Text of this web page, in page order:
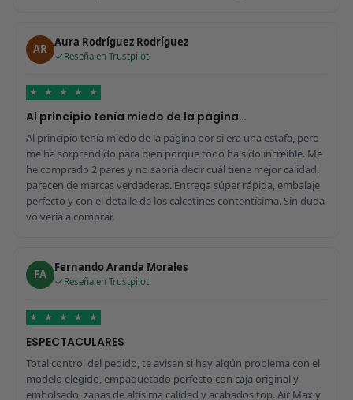
AR Aura Rodríguez Rodríguez
Reseña en Trustpilot
★ ★ ★ ★ ★
Al principio tenía miedo de la página…
Al principio tenía miedo de la página por si era una estafa, pero
me ha sorprendido para bien porque todo ha sido increíble. Me
he comprado 2 pares y no sabría decir cuál tiene mejor calidad,
parecen de marcas verdaderas. Entrega súper rápida, embalaje
perfecto y con el detalle de los calcetines contentísima. Sin duda
volvería a comprar.
FA Fernando Aranda Morales
Reseña en Trustpilot
★ ★ ★ ★ ★
ESPECTACULARES
Total control del pedido, te avisan si hay algún problema con el
modelo elegido, empaquetado perfecto con caja original y
embolsado, zapas de altísima calidad y acabados top. Air Max y